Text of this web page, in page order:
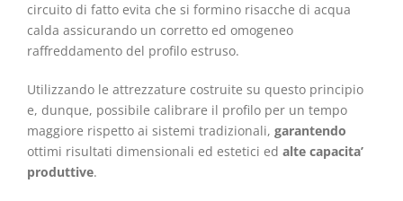
circuito di fatto evita che si formino risacche di acqua
calda assicurando un corretto ed omogeneo
raffreddamento del profilo estruso.
Utilizzando le attrezzature costruite su questo principio
e, dunque, possibile calibrare il profilo per un tempo
maggiore rispetto ai sistemi tradizionali, garantendo
ottimi risultati dimensionali ed estetici ed alte capacita’
produttive.